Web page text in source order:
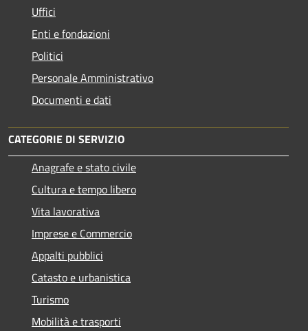
Uffici
Enti e fondazioni
Politici
Personale Amministrativo
Documenti e dati
CATEGORIE DI SERVIZIO
Anagrafe e stato civile
Cultura e tempo libero
Vita lavorativa
Imprese e Commercio
Appalti pubblici
Catasto e urbanistica
Turismo
Mobilità e trasporti